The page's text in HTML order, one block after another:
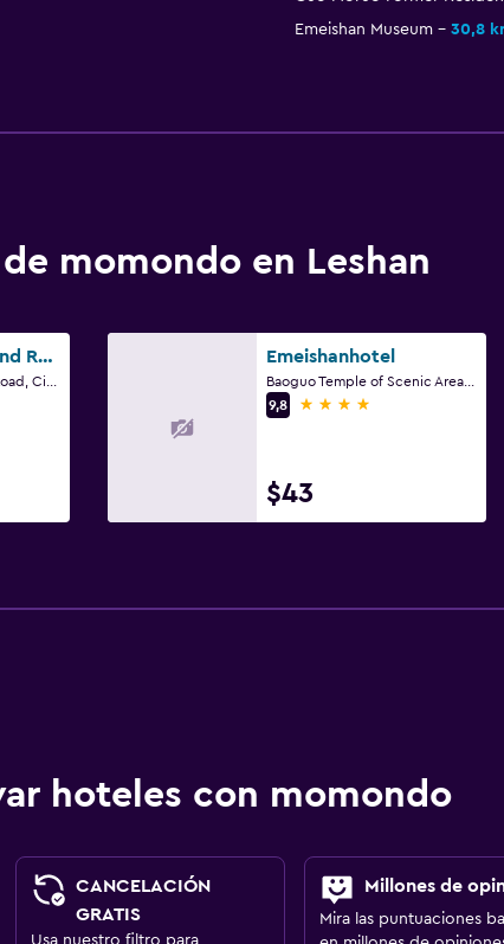
Emeishan Museum 30,8
momondo en Leshan
Hualuxe Hotels And Resorts Leshan Emeishanhotel
Baoguo Temple of Scenic Areas E Mei Mountain, Leshan, Leshan
9,8
4 estrellas
$43
hoteles con momondo
CANCELACIÓN
GRATIS
Millones de
Mira las puntuaciones